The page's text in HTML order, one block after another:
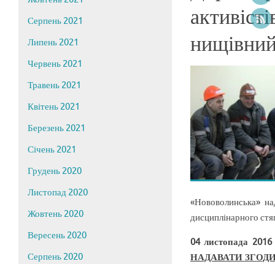
«Нововолинська»
дисциплінарного
04 листопада
НАДАВАТИ
Серпень 2021
Липень 2021
Червень 2021
Травень 2021
Квітень 2021
Березень 2021
Січень 2021
Грудень 2020
Листопад 2020
Жовтень 2020
Вересень 2020
Серпень 2020